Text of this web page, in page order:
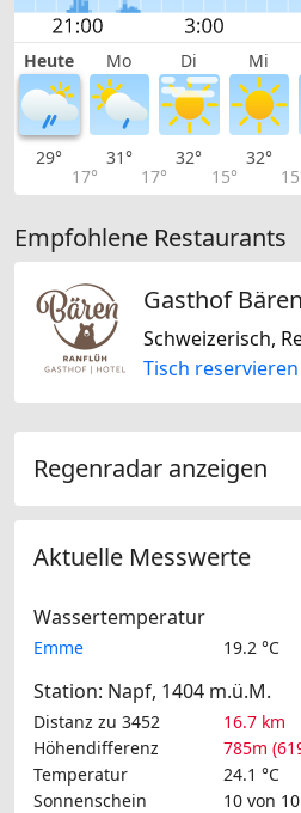
Heute Mo Di Mi
29°
17°
31°
17°
32°
15°
32°
Empfohlene Restaurants
Gasthof Bären
Tisch reservieren
Regenradar anzeigen
Aktuelle Messwerte
Wassertemperatur
Emme 19.2 °C
Station: Napf, 1404 m.ü.M.
Distanz zu 3452
16.7 km
Höhendifferenz
785m
Temperatur
24.1 °C
Sonnenschein
10 von